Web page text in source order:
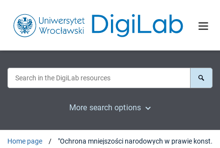
More search options
Home page "Ochrona mniejszości narodowych w prawie konstytucyjnym państw Europy Wschodniej" : V Polsko-Niemiecka Konferencja Szkoły Praw Człowieka, Ryga 16-17.03.2000 r.